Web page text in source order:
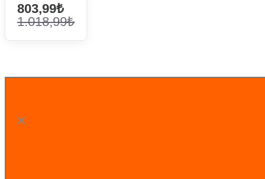
803,99₺
1.018,99₺